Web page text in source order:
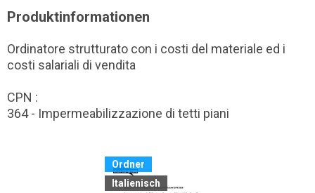
Produktinformationen
Ordinatore strutturato con i costi del materiale ed i
costi salariali di vendita
CPN :
364 - Impermeabilizzazione di tetti piani
Ordner
Italienisch